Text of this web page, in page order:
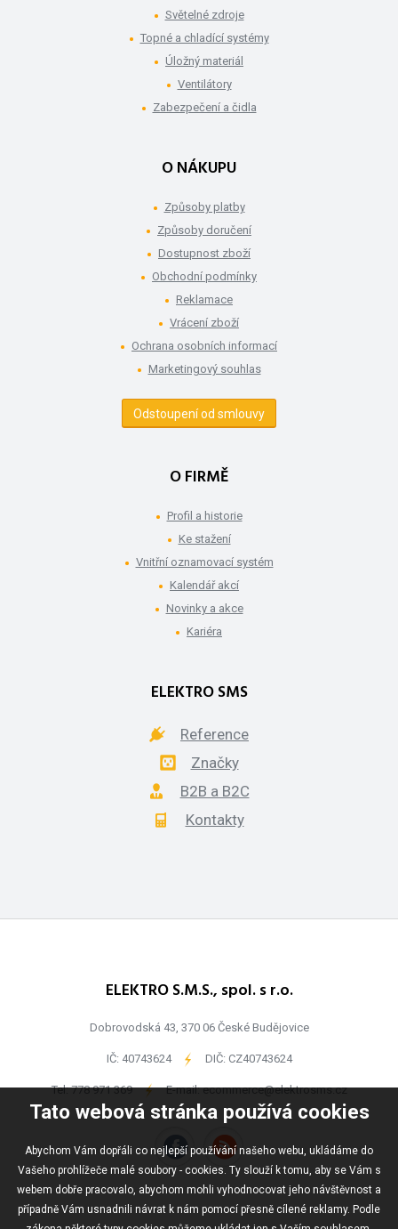
Tato webová stránka používá cookies
Abychom Vám dopřáli co nejlepší používání našeho webu, ukládáme do
Vašeho prohlížeče malé soubory - cookies. Ty slouží k tomu, aby se Vám s
webem dobře pracovalo, abychom mohli vyhodnocovat jeho návštěvnost a
případně Vám usnadnili návrat k nám pomocí přesně cílené reklamy. Podle
Světelné zdroje
Topné a chladící systémy
Úložný materiál
Ventilátory
Zabezpečení a čidla
O NÁKUPU
Způsoby platby
Způsoby doručení
Dostupnost zboží
Obchodní podmínky
Reklamace
Vrácení zboží
Ochrana osobních informací
Marketingový souhlas
Odstoupení od smlouvy
O FIRMĚ
Profil a historie
Ke stažení
Vnitřní oznamovací systém
Kalendář akcí
Novinky a akce
Kariéra
ELEKTRO SMS
Reference
Značky
B2B a B2C
Kontakty
ELEKTRO S.M.S., spol. s r.o.
Dobrovodská 43, 370 06 České Budějovice
IČ: 40743624 - DIČ: CZ40743624
Tel:778 971 369 - E-mail:ecommerce@elektrosms.cz